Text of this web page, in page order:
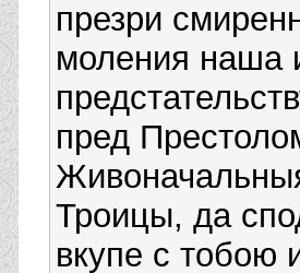
презри
моления наша
пред
Троицы, да
вкупе с тобою